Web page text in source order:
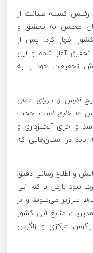
رئیس کمیته صیانت از
مجلس به تحقیق و
اظهار کرد: پس از
آغاز شده و این
گزارش تحقیقات خود را به
فارس و دریای عمان
ما خارج است حجت
و اجرای آبخیزداری و
در استان‌هایی که
و اطلاع رسانی دقیق
نبود بارش با کم آبی
سرازیر می‌شوند و بر
منابع آبی کشور
مرکزی و زاگرس